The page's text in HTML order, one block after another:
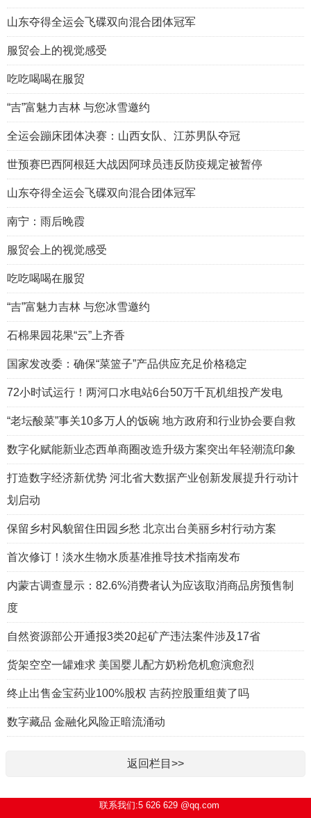
山东夺得全运会飞碟双向混合团体冠军
服贸会上的视觉感受
吃吃喝喝在服贸
“吉”富魅力吉林 与您冰雪邀约
全运会蹦床团体决赛：山西女队、江苏男队夺冠
世预赛巴西阿根廷大战因阿球员违反防疫规定被暂停
山东夺得全运会飞碟双向混合团体冠军
南宁：雨后晚霞
服贸会上的视觉感受
吃吃喝喝在服贸
“吉”富魅力吉林 与您冰雪邀约
石棉果园花果“云”上齐香
国家发改委：确保“菜篮子”产品供应充足价格稳定
72小时试运行！两河口水电站6台50万千瓦机组投产发电
“老坛酸菜”事关10多万人的饭碗 地方政府和行业协会要自救
数字化赋能新业态西单商圈改造升级方案突出年轻潮流印象
打造数字经济新优势 河北省大数据产业创新发展提升行动计
划启动
保留乡村风貌留住田园乡愁 北京出台美丽乡村行动方案
首次修订！淡水生物水质基准推导技术指南发布
内蒙古调查显示：82.6%消费者认为应该取消商品房预售制
度
自然资源部公开通报3类20起矿产违法案件涉及17省
货架空空一罐难求 美国婴儿配方奶粉危机愈演愈烈
终止出售金宝药业100%股权 吉药控股重组黄了吗
数字藏品 金融化风险正暗流涌动
返回栏目>>
联系我们:5 626 629 @qq.com